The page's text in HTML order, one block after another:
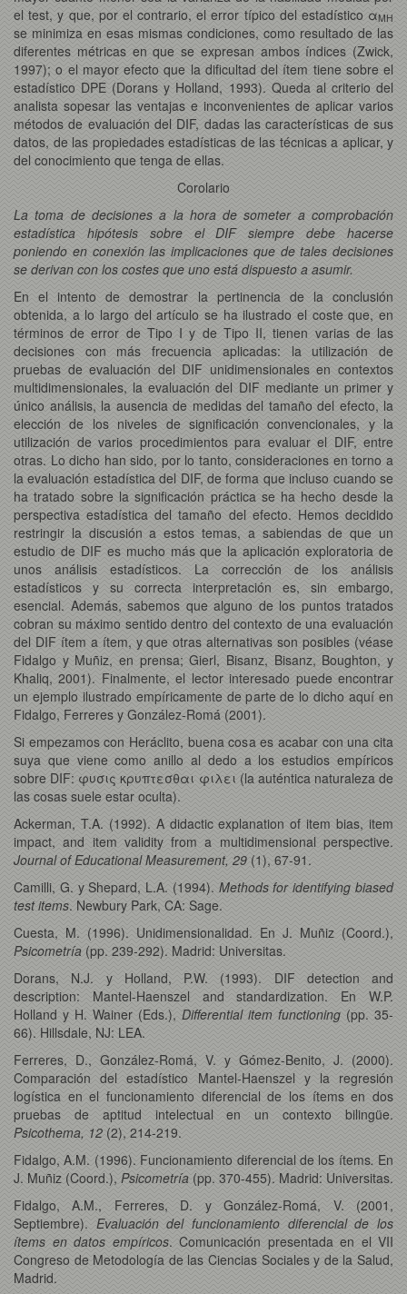
el test, y que, por el contrario, el error típico del estadístico αMH
se minimiza en esas mismas condiciones, como resultado de las
diferentes métricas en que se expresan ambos índices (Zwick,
1997); o el mayor efecto que la dificultad del ítem tiene sobre el
estadístico DPE (Dorans y Holland, 1993). Queda al criterio del
analista sopesar las ventajas e inconvenientes de aplicar varios
métodos de evaluación del DIF, dadas las características de sus
datos, de las propiedades estadísticas de las técnicas a aplicar, y
del conocimiento que tenga de ellas.
Corolario
La toma de decisiones a la hora de someter a comprobación
estadística hipótesis sobre el DIF siempre debe hacerse
poniendo en conexión las implicaciones que de tales decisiones
se derivan con los costes que uno está dispuesto a asumir.
En el intento de demostrar la pertinencia de la conclusión
obtenida, a lo largo del artículo se ha ilustrado el coste que, en
términos de error de Tipo I y de Tipo II, tienen varias de las
decisiones con más frecuencia aplicadas: la utilización de
pruebas de evaluación del DIF unidimensionales en contextos
multidimensionales, la evaluación del DIF mediante un primer y
único análisis, la ausencia de medidas del tamaño del efecto, la
elección de los niveles de significación convencionales, y la
utilización de varios procedimientos para evaluar el DIF, entre
otras. Lo dicho han sido, por lo tanto, consideraciones en torno a
la evaluación estadística del DIF, de forma que incluso cuando se
ha tratado sobre la significación práctica se ha hecho desde la
perspectiva estadística del tamaño del efecto. Hemos decidido
restringir la discusión a estos temas, a sabiendas de que un
estudio de DIF es mucho más que la aplicación exploratoria de
unos análisis estadísticos. La corrección de los análisis
estadísticos y su correcta interpretación es, sin embargo,
esencial. Además, sabemos que alguno de los puntos tratados
cobran su máximo sentido dentro del contexto de una evaluación
del DIF ítem a ítem, y que otras alternativas son posibles (véase
Fidalgo y Muñiz, en prensa; Gierl, Bisanz, Bisanz, Boughton, y
Khaliq, 2001). Finalmente, el lector interesado puede encontrar
un ejemplo ilustrado empíricamente de parte de lo dicho aquí en
Fidalgo, Ferreres y González-Romá (2001).
Si empezamos con Heráclito, buena cosa es acabar con una cita
suya que viene como anillo al dedo a los estudios empíricos
sobre DIF: φυσις κρυπτεσθαι φιλει (la auténtica naturaleza de
las cosas suele estar oculta).
Ackerman, T.A. (1992). A didactic explanation of item bias, item
impact, and item validity from a multidimensional perspective.
Journal of Educational Measurement, 29 (1), 67-91.
Camilli, G. y Shepard, L.A. (1994). Methods for identifying biased
test items. Newbury Park, CA: Sage.
Cuesta, M. (1996). Unidimensionalidad. En J. Muñiz (Coord.),
Psicometría (pp. 239-292). Madrid: Universitas.
Dorans, N.J. y Holland, P.W. (1993). DIF detection and
description: Mantel-Haenszel and standardization. En W.P.
Holland y H. Wainer (Eds.), Differential item functioning (pp. 35-
66). Hillsdale, NJ: LEA.
Ferreres, D., González-Romá, V. y Gómez-Benito, J. (2000).
Comparación del estadístico Mantel-Haenszel y la regresión
logística en el funcionamiento diferencial de los ítems en dos
pruebas de aptitud intelectual en un contexto bilingüe.
Psicothema, 12 (2), 214-219.
Fidalgo, A.M. (1996). Funcionamiento diferencial de los ítems. En
J. Muñiz (Coord.), Psicometría (pp. 370-455). Madrid: Universitas.
Fidalgo, A.M., Ferreres, D. y González-Romá, V. (2001,
Septiembre). Evaluación del funcionamiento diferencial de los
ítems en datos empíricos. Comunicación presentada en el VII
Congreso de Metodología de las Ciencias Sociales y de la Salud,
Madrid.